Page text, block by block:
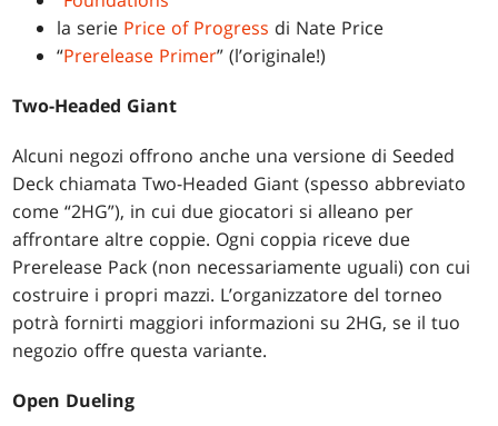
la serie Price of Progress di Nate Price
“Prerelease Primer” (l’originale!)
Two-Headed Giant
Alcuni negozi offrono anche una versione di Seeded
Deck chiamata Two-Headed Giant (spesso abbreviato
come “2HG”), in cui due giocatori si alleano per
affrontare altre coppie. Ogni coppia riceve due
Prerelease Pack (non necessariamente uguali) con cui
costruire i propri mazzi. L’organizzatore del torneo
potrà fornirti maggiori informazioni su 2HG, se il tuo
negozio offre questa variante.
Open Dueling